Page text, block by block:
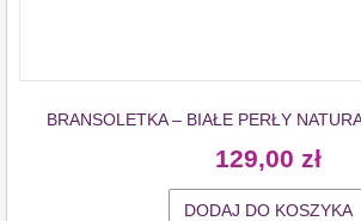
BRANSOLETKA – BIAŁE PERŁY
129,00 zł
DODAJ DO KOSZYKA